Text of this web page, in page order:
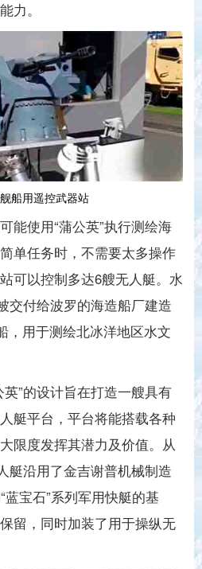
力。
船用遥控武器站
能使用“蒲公英”执行测绘海
单任务时，不需要太多操作
可以控制多达6艘无人艇。水
交付给波罗的海造船厂建造
，用于测绘北冰洋地区水文
”的设计旨在打造一艘具有
艇平台，平台将能搭载各种
限度发挥其潜力及价值。从
艇沿用了金吉谢普机械制造
蓝宝石”系列军用快艇的基
留，同时加装了用于操纵无